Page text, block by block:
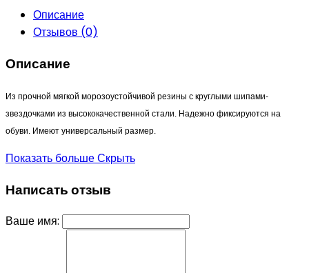
Описание
Отзывов (0)
Описание
Из прочной мягкой морозоустойчивой резины с круглыми шипами-
звездочками из высококачественной стали. Надежно фиксируются на
обуви. Имеют универсальный размер.
Показать большеСкрыть
Написать отзыв
Ваше имя: